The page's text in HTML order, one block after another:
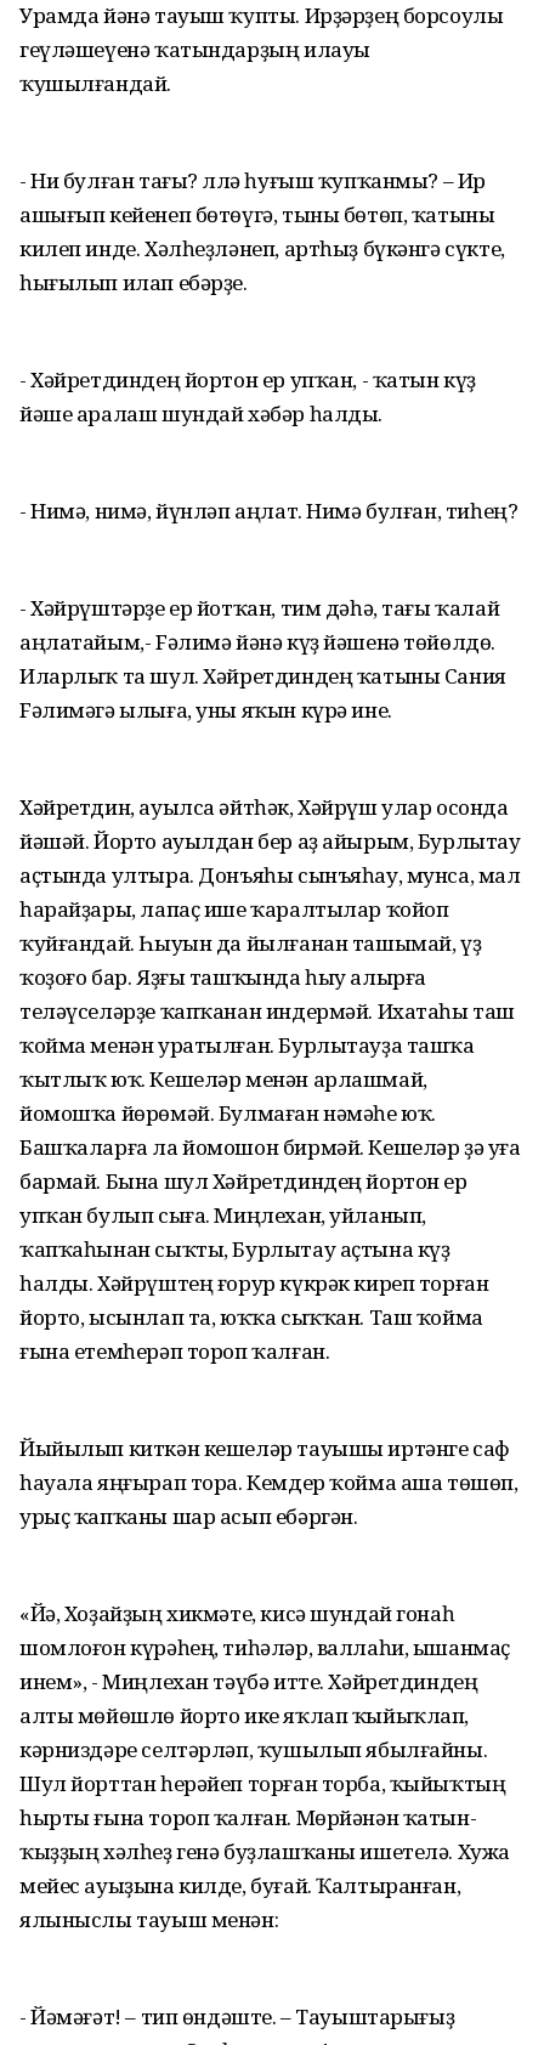
Урамда йәнә тауыш ҡупты. Ирҙәрҙең борсоулы
геүләшеүенә ҡатындарҙың илауы
ҡушылғандай.
- Ни булған тағы? Әллә һуғыш ҡупҡанмы? – Ир
ашығып кейенеп бөтөүгә, тыны бөтөп, ҡатыны
килеп инде. Хәлһеҙләнеп, артһыҙ бүкәнгә сүкте,
һығылып илап ебәрҙе.
- Хәйретдиндең йортон ер упҡан, - ҡатын күҙ
йәше аралаш шундай хәбәр һалды.
- Нимә, нимә, йүнләп аңлат. Нимә булған, тиһең?
- Хәйрүштәрҙе ер йотҡан, тим дәһә, тағы ҡалай
аңлатайым,- Fәлимә йәнә күҙ йәшенә төйөлдө.
Иларлыҡ та шул. Хәйретдиндең ҡатыны Сания
Fәлимәгә ылыға, уны яҡын күрә ине.
Хәйретдин, ауылса әйтһәк, Хәйрүш улар осонда
йәшәй. Йорто ауылдан бер аҙ айырым, Бурлытау
аҫтында ултыра. Донъяһы сынъяһау, мунса, мал
һарайҙары, лапаҫ ише ҡаралтылар ҡойоп
ҡуйғандай. Һыуын да йылғанан ташымай, үҙ
ҡоҙоғо бар. Яҙғы ташҡында һыу алырға
теләүселәрҙе ҡапҡанан индермәй. Ихатаһы таш
ҡойма менән уратылған. Бурлытауҙа ташҡа
ҡытлыҡ юҡ. Кешеләр менән арлашмай,
йомошҡа йөрөмәй. Булмаған нәмәһе юҡ.
Башҡаларға ла йомошон бирмәй. Кешеләр ҙә уға
бармай. Бына шул Хәйретдиндең йортон ер
упҡан булып сыға. Миңлехан, уйланып,
ҡапҡаһынан сыҡты, Бурлытау аҫтына күҙ
һалды. Хәйрүштең ғорур күкрәк киреп торған
йорто, ысынлап та, юҡҡа сыҡҡан. Таш ҡойма
ғына етемһерәп тороп ҡалған.
Йыйылып киткән кешеләр тауышы иртәнге саф
һауала яңғырап тора. Кемдер ҡойма аша төшөп,
урыҫ ҡапҡаны шар асып ебәргән.
«Йә, Хоҙайҙың хикмәте, кисә шундай гонаһ
шомлоғон күрәһең, тиһәләр, валлаһи, ышанмаҫ
инем», - Миңлехан тәүбә итте. Хәйретдиндең
алты мөйөшлө йорто ике яҡлап ҡыйыҡлап,
кәрниздәре селтәрләп, ҡушылып ябылғайны.
Шул йорттан һерәйеп торған торба, ҡыйыҡтың
һырты ғына тороп ҡалған. Мөрйәнән ҡатын-
ҡыҙҙың хәлһеҙ генә буҙлашҡаны ишетелә. Хужа
мейес ауыҙына килде, буғай. Ҡалтыранған,
ялыныслы тауыш менән:
- Йәмәғәт! – тип өндәште. – Тауыштарығыҙ